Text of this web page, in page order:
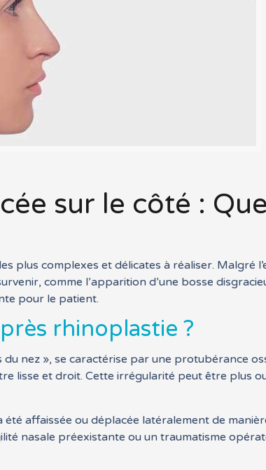
sur le côté :
plus complexes et délicates à réaliser. Malgré
comme l’apparition d’une bosse
pour le patient.
rhinoplastie ?
nez », se caractérise par une protubérance
lisse et droit. Cette irrégularité peut être plus
affaissée ou déplacée latéralement de
nasale préexistante ou un traumatisme